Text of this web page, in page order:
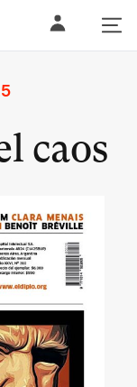
caos